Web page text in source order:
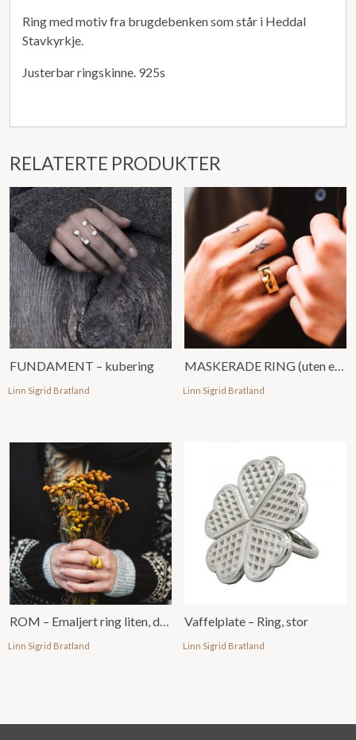
Ring med motiv fra brugdebenken som står i Heddal
Stavkyrkje.
Justerbar ringskinne. 925s
RELATERTE PRODUKTER
FUNDAMENT – kubering
Linn Sigrid Bratland Linn Sigrid Bratland
ROM – Emaljert ring liten, dobbel
Linn Sigrid Bratland
Vaffelplate – Ring, stor
Linn Sigrid Bratland